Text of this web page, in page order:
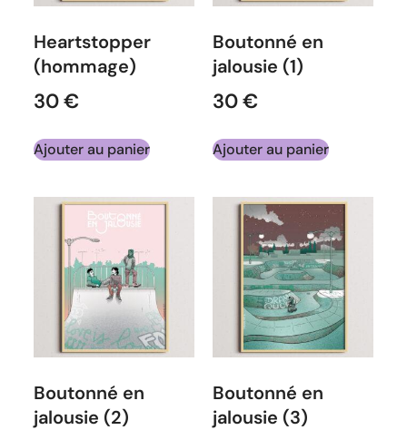
Heartstopper
(hommage)
30€
Ajouter au panier
Boutonné en
jalousie (1)
30€
Ajouter au panier
Boutonné en
jalousie (2)
Boutonné en
jalousie (3)